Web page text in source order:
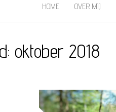
HOME OVER MIJ
oktober 2018